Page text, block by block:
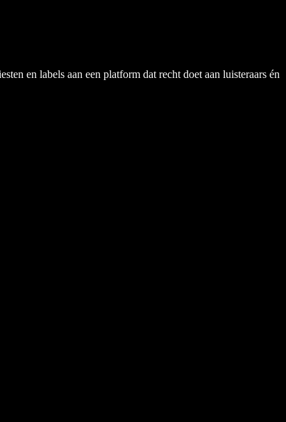
en labels aan een platform dat recht doet aan luisteraars én